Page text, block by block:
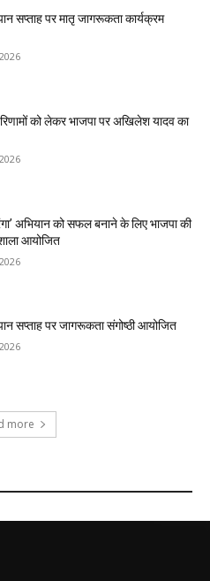
सप्ताह पर मातृ जागरूकता कार्यक्रम
को लेकर भाजपा पर अखिलेश यादव का
अभियान को सफल बनाने के लिए भाजपा की
आयोजित
सप्ताह पर जागरूकता संगोष्ठी आयोजित
more